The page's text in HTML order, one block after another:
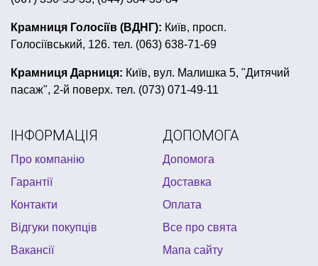
свинка пеппа все для день народження
день народження в стилі монстер хай
костюм чоловічий карнавальний купити
день народження в стилі тачки
гавайські леї купити
купити капелюх
дитячий хелловін
костюм клоун
бенгальські вогні купити
купити іграшкову зброю
Крамниця Голосіїв (ВДНГ): Київ, просп.
Голосіївський, 126. тел. (063) 638-71-69
Крамниця Дарниця: Київ, вул. Малишка 5, "Дитячий
пасаж", 2-й поверх. тел. (073) 071-49-11
ІНФОРМАЦІЯ
Про компанію
Гарантії
Контакти
Відгуки покупців
Вакансії
ДОПОМОГА
Допомога
Доставка
Оплата
Все про свята
Мапа сайту